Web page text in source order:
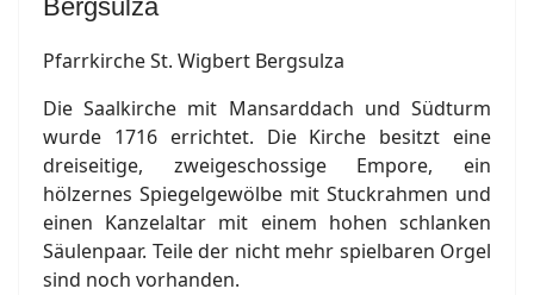
Bergsulza
Pfarrkirche St. Wigbert Bergsulza
Die Saalkirche mit Mansarddach und Südturm
wurde 1716 errichtet. Die Kirche besitzt eine
dreiseitige, zweigeschossige Empore, ein
hölzernes Spiegelgewölbe mit Stuckrahmen und
einen Kanzelaltar mit einem hohen schlanken
Säulenpaar. Teile der nicht mehr spielbaren Orgel
sind noch vorhanden.